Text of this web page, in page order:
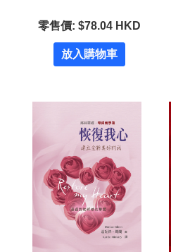
零售價: $78.04 HKD
放入購物車